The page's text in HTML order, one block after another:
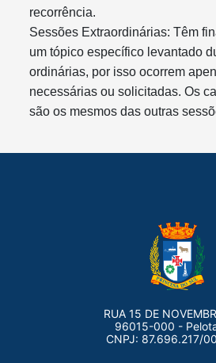
recorrência.
Sessões Extraordinárias: Têm
um tópico específico levantado
ordinárias, por isso ocorrem
necessárias ou solicitadas. Os
são os mesmos das outras
RUA 15 DE
96015-000 -
CNPJ: 87.696.217/